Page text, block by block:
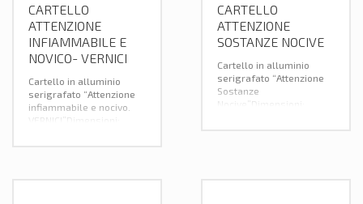
CARTELLO
ATTENZIONE
INFIAMMABILE E
NOVICO- VERNICI
Cartello in alluminio
serigrafato “Attenzione
infiammabile e nocivo.
VERNICI”Dimensioni:
CARTELLO
ATTENZIONE
SOSTANZE NOCIVE
Cartello in alluminio
serigrafato “Attenzione
Sostanze
Nocive”Dimensioni: